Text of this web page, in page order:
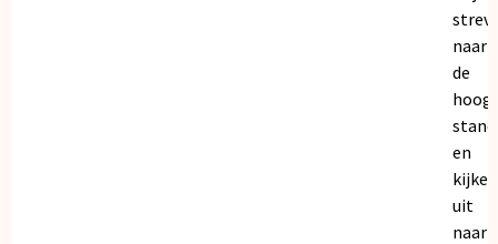
naar
de
en
kijken
uit
naar